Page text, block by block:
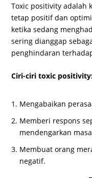
Toxic positivity adalah
tetap positif dan
ketika sedang
sering dianggap
penghindaran
Ciri-ciri toxic
Mengabaikan
Memberi respons
mendengarkan
Membuat orang
negatif.